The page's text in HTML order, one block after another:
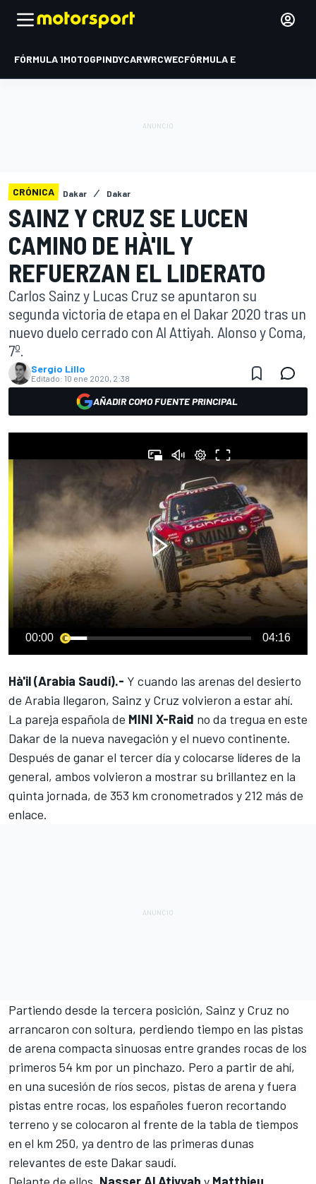
FÓRMULA 1MOTOGPINDYCARWRCWECFÓRMULA E
CRÓNICA Dakar Dakar
SAINZ Y CRUZ SE LUCEN
CAMINO DE HÀ'IL Y
REFUERZAN EL LIDERATO
Carlos Sainz y Lucas Cruz se apuntaron su
segunda victoria de etapa en el Dakar 2020 tras un
nuevo duelo cerrado con Al Attiyah. Alonso y Coma,
7º.
Sergio Lillo
Editado: 10 ene 2020, 2:38
AÑADIR COMO FUENTE PRINCIPAL
00:00 04:16
Hà'il (Arabia Saudí).- Y cuando las arenas del desierto
de Arabia llegaron, Sainz y Cruz volvieron a estar ahí.
La pareja española de MINI X-Raid no da tregua en este
Dakar de la nueva navegación y el nuevo continente.
Después de ganar el tercer día y colocarse líderes de la
general, ambos volvieron a mostrar su brillantez en la
quinta jornada, de 353 km cronometrados y 212 más de
enlace.
Partiendo desde la tercera posición, Sainz y Cruz no
arrancaron con soltura, perdiendo tiempo en las pistas
de arena compacta sinuosas entre grandes rocas de los
primeros 54 km por un pinchazo. Pero a partir de ahí,
en una sucesión de ríos secos, pistas de arena y fuera
pistas entre rocas, los españoles fueron recortando
terreno y se colocaron al frente de la tabla de tiempos
en el km 250, ya dentro de las primeras dunas
relevantes de este Dakarsaudí.